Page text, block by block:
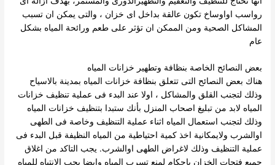
رواسب اواوساخ تكون عالقة بداخل اى خزان ، والتى يمكن ان تسبب
المشاكل الصحية ومن الممكن ان تؤثر على طعم ورائحة المياه بشكل
عام
بعض النصائح الخاصة بنظافة وتطهير خزانات المياه
هناك بعض النصائح التى تتعلق بنظافة خزانات المياه بمدينة بالاسياح
وذلك لتجنب القلق والمشاكل ، اولا عند البدء فى عملية تنظيف خزانات
المياه لابد من تبليغ اصحاب المنزل بأنك ستبدا بتنظيف خزانات المياه
وذلك لتجنب استعمال المياه اثناء عملية التنظيف وخاصة فى الطهى
اوالشرب ولايمكانية اخذ كمية احتياطية من المياه النظيفة قبل البدء فى
عملية التنظيف وذلك لاغراض الطهى اوالشرب. يجب التاكد من اغلاق
جميع فتحات الخزان باحكام لمنع تسرب المياه وايضا يجب الانتباه للمياه